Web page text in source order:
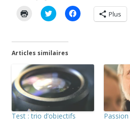
e
p
u
r
i
m
p
r
i
m
C
l
e
p
u
r
p
a
r
t
g
C
l
r
p
a
r
t
g
Plus
Articles similaires
Test : trio d’objectifs